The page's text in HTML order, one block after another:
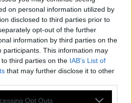
on personal information utilized by
disclosed to third parties prior to
opt-out of the further
information by third parties on the
participants. This information may
third parties on the IAB’s List of
that may further disclose it to other
Opt Outs